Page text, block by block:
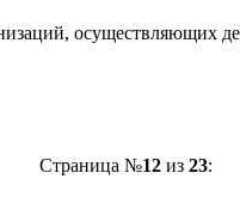
осуществляющих
Страница №12из 23: